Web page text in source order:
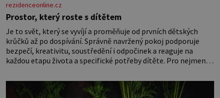
rezidenceonline.cz
Prostor, který roste s dítětem
Je to svět, který se vyvíjí a proměňuje od prvních dětských
krůčků až po dospívání. Správně navržený pokoj podporuje
bezpečí, kreativitu, soustředění i odpočinek a reaguje na
každou etapu života a specifické potřeby dítěte. Pro nejmenší
miminka měl působit především klidně a útulně. Předškolní
věk je